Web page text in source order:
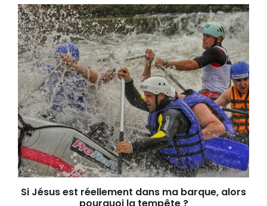
Si Jésus est réellement dans ma barque, alors